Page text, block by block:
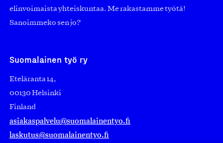
elinvoimaista yhteiskuntaa. Me rakastamme työtä!
Sanoimmeko sen jo?
Suomalainen työ ry
Eteläranta 14,
00130 Helsinki
Finland
asiakaspalvelu@suomalainentyo.fi
laskutus@suomalainentyo.fi